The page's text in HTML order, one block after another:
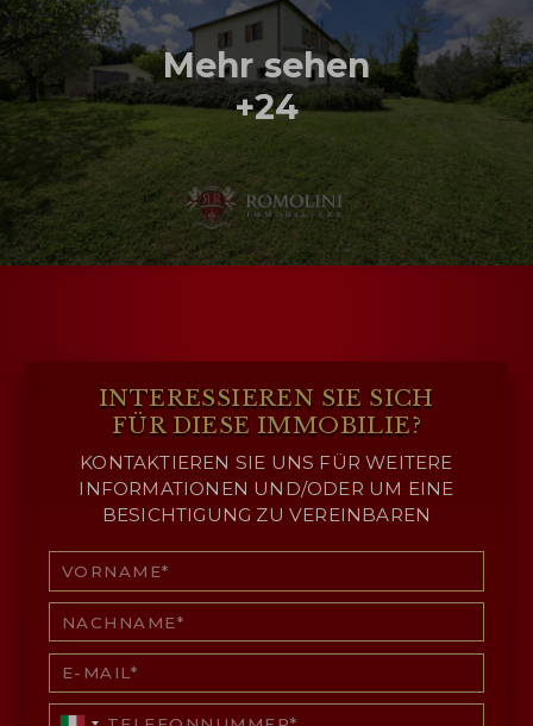
Mehr sehen
+24
INTERESSIEREN SIE SICH
FÜR DIESE IMMOBILIE?
KONTAKTIEREN SIE UNS FÜR WEITERE
INFORMATIONEN UND/ODER UM EINE
BESICHTIGUNG ZU VEREINBAREN